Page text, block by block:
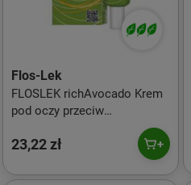
Flos-Lek
FLOSLEK richAvocado Krem
pod oczy przeciw
zmarszczkom - skóra sucha
30ml
23,22 zł